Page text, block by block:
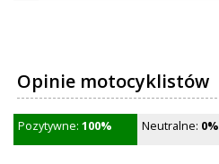
Opinie motocyklistów
Pozytywne: 100% Neutralne: 0%